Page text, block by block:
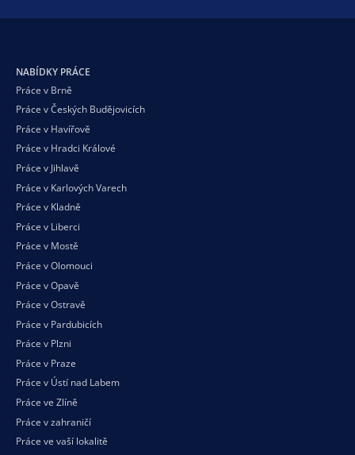
NABÍDKY PRÁCE
Práce v Brně
Práce v Českých Budějovicích
Práce v Havířově
Práce v Hradci Králové
Práce v Jihlavě
Práce v Karlových Varech
Práce v Kladně
Práce v Liberci
Práce v Mostě
Práce v Olomouci
Práce v Opavě
Práce v Ostravě
Práce v Pardubicích
Práce v Plzni
Práce v Praze
Práce v Ústí nad Labem
Práce ve Zlíně
Práce v zahraničí
Práce ve vaší lokalitě